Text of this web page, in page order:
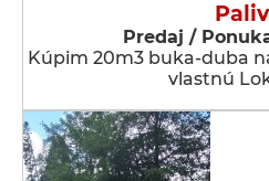
Predaj /
Kúpim 20m3 buka-duba
vlastnú